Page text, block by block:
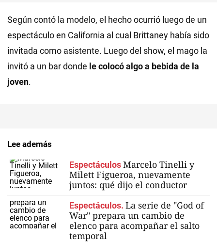
Según contó la modelo, el hecho ocurrió luego de un
espectáculo en California al cual Brittaney había sido
invitada como asistente. Luego del show, el mago la
invitó a un bar donde le colocó algo a bebida de la
joven.
Lee además
EspectáculosMarcelo Tinelli y
Milett Figueroa, nuevamente
juntos: qué dijo el conductor
Espectáculos. La serie de "God of
War" prepara un cambio de
elenco para acompañar el salto
temporal